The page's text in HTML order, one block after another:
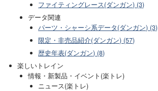
ファイティングレース(ダンガン) (3)
データ関連
パーツ・シャーシ系データ(ダンガン) (3)
限定・非売品紹介(ダンガン) (57)
歴史年表(ダンガン) (8)
楽しいトレイン
情報・新製品・イベント(楽トレ)
ニュース(楽トレ)